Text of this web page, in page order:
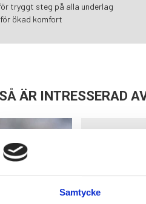
Samtycke
tryggt steg på alla underlag
ökad komfort
ÄR INTRESSERAD